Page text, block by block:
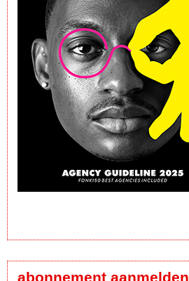
abonnement aanmelden